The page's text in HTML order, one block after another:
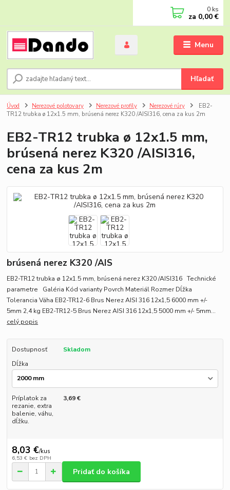
Menu
Hľadať
0 ks
za 0,00 €
Úvod Nerezové polotovary Nerezové profily Nerezové rúry
EB2-
TR12 trubka ø 12x1.5 mm, brúsená nerez K320 /AISI316, cena za kus 2m
EB2-TR12 trubka ø 12x1.5 mm,
brúsená nerez K320 /AISI316,
cena za kus 2m
brúsená nerez K320 /AIS
EB2-TR12 trubka ø 12x1.5 mm, brúsená nerez K320 /AISI316 Technické
parametre Galéria Kód varianty Povrch Materiál Rozmer Dĺžka
Tolerancia Váha EB2-TR12-6 Brus Nerez AISI 316 12x1,5 6000 mm +/-
5mm 2,4 kg EB2-TR12-5 Brus Nerez AISI 316 12x1,5 5000 mm +/- 5mm...
celý popis
Dostupnosť
Skladom
Dĺžka
Príplatok za
rezanie, extra
balenie, váhu,
dĺžku.
3,69 €
8,03 €/kus
6,53 € bez DPH
Pridať do košíka